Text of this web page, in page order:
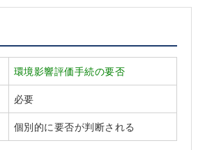
環境影響評価手続の要否
必要
個別的に要否が判断される